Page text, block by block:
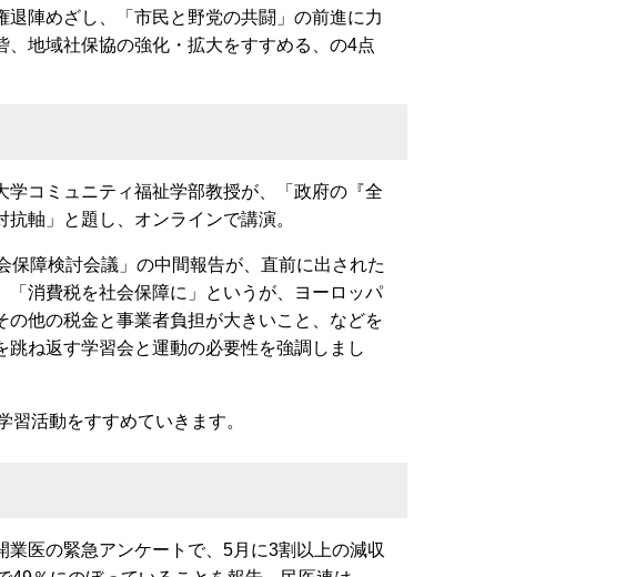
陣めざし、「市民と野党の共闘」の前進に力
地域社保協の強化・拡大をすすめる、の4点
コミュニティ福祉学部教授が、「政府の『全
軸」と題し、オンラインで講演。
障検討会議」の中間報告が、直前に出された
「消費税を社会保障に」というが、ヨーロッパ
他の税金と事業者負担が大きいこと、などを
ね返す学習会と運動の必要性を強調しまし
活動をすすめていきます。
医の緊急アンケートで、5月に3割以上の減収